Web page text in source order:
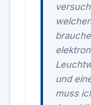
und
muss